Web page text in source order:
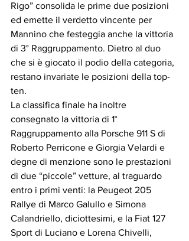
Rigo” consolida le prime due posizioni
ed emette il verdetto vincente per
Mannino che festeggia anche la vittoria
di 3° Raggruppamento. Dietro al duo
che si è giocato il podio della categoria,
restano invariate le posizioni della top-
ten.
La classifica finale ha inoltre
consegnato la vittoria di 1°
Raggruppamento alla Porsche 911 S di
Roberto Perricone e Giorgia Velardi e
degne di menzione sono le prestazioni
di due “piccole” vetture, al traguardo
entro i primi venti: la Peugeot 205
Rallye di Marco Galullo e Simona
Calandriello, diciottesimi, e la Fiat 127
Sport di Luciano e Lorena Chivelli,